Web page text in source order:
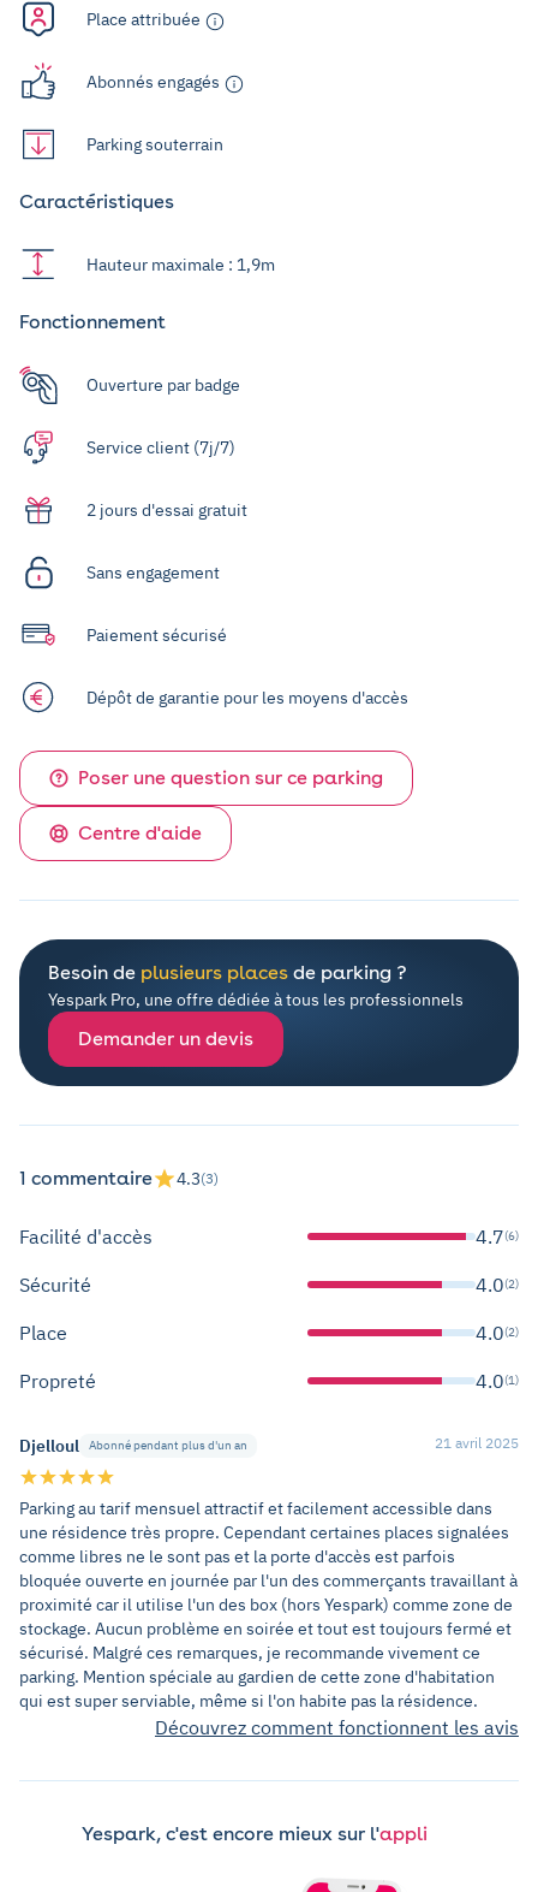
Place attribuée
Abonnés engagés
Parking souterrain
Caractéristiques
Hauteur maximale : 1,9m
Fonctionnement
Ouverture par badge
Service client (7j/7)
2 jours d'essai gratuit
Sans engagement
Paiement sécurisé
Dépôt de garantie pour les moyens d'accès
Poser une question sur ce parking
Centre d'aide
Besoin de plusieurs places de parking ?
Yespark Pro, une offre dédiée à tous les professionnels
Demander un devis
1 commentaire 4.3(3)
Facilité d'accès 4.7(6)
Sécurité 4.0(2)
Place 4.0(2)
Propreté 4.0(1)
Djelloul Abonné pendant plus d'un an 21 avril 2025
Parking au tarif mensuel attractif et facilement accessible dans
une résidence très propre. Cependant certaines places signalées
comme libres ne le sont pas et la porte d'accès est parfois
bloquée ouverte en journée par l'un des commerçants travaillant à
proximité car il utilise l'un des box (hors Yespark) comme zone de
stockage. Aucun problème en soirée et tout est toujours fermé et
sécurisé. Malgré ces remarques, je recommande vivement ce
parking. Mention spéciale au gardien de cette zone d'habitation
qui est super serviable, même si l'on habite pas la résidence.
Découvrez comment fonctionnent les avis
Yespark, c'est encore mieux sur l'appli